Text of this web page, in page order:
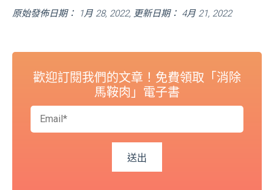
原始發佈日期： 1月 28, 2022, 更新日期： 4月 21, 2022
歡迎訂閱我們的文章！免費領取「消除
馬鞍肉」電子書